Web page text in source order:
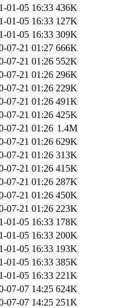
01-05 16:33 436K
01-05 16:33 127K
01-05 16:33 309K
07-21 01:27 666K
07-21 01:26 552K
07-21 01:26 296K
07-21 01:26 229K
07-21 01:26 491K
07-21 01:26 425K
07-21 01:26 1.4M
07-21 01:26 629K
07-21 01:26 313K
07-21 01:26 415K
07-21 01:26 287K
07-21 01:26 450K
07-21 01:26 223K
01-05 16:33 178K
01-05 16:33 200K
01-05 16:33 193K
01-05 16:33 385K
01-05 16:33 221K
07-07 14:25 624K
07-07 14:25 251K